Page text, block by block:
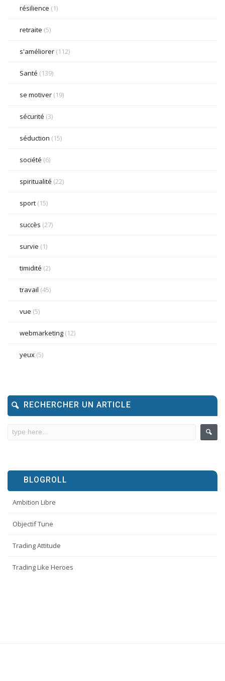
résilience (1)
retraite (5)
s'améliorer (112)
Santé (139)
se motiver (19)
sécurité (3)
séduction (15)
société (6)
spiritualité (22)
sport (15)
succès (27)
survie (1)
timidité (2)
travail (45)
vue (5)
webmarketing (12)
yeux (5)
RECHERCHER UN ARTICLE
BLOGROLL
Ambition Libre
Objectif Tune
Trading Attitude
Trading Like Heroes